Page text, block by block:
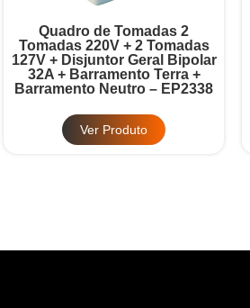
Quadro de Tomadas 2
Tomadas 220V + 2 Tomadas
127V + Disjuntor Geral Bipolar
32A + Barramento Terra +
Barramento Neutro – EP2338
Ver Produto